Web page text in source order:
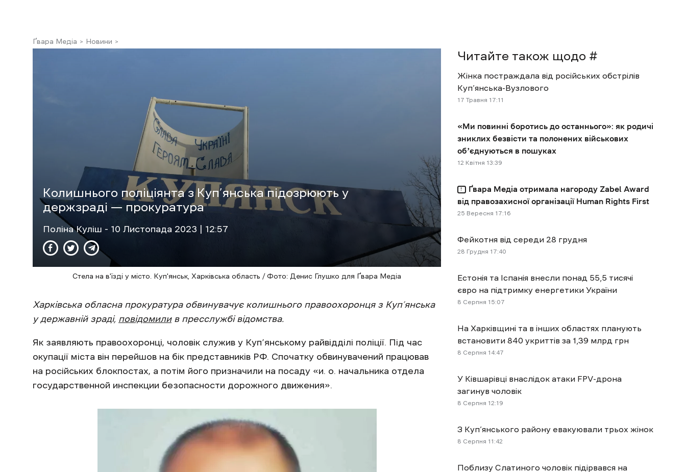
Ґвара Медіа Новини
Колишнього поліціянта з Куп’янська підозрюють у
держзраді — прокуратура
Поліна Куліш - 10 Листопада 2023 | 12:57
Стела на в'їзді у місто. Куп'янськ, Харківська область / Фото: Денис Глушко для Ґвара Медіа
Харківська обласна прокуратура обвинувачує колишнього правоохоронця з Куп’янська
у державній зраді, повідомилив пресслужбі відомства.
Як заявляють правоохоронці, чоловік служив у Куп’янському райвідділі поліції. Під час
окупації міста він перейшов на бік представників РФ. Спочатку обвинувачений працював
на російських блокпостах, а потім його призначили на посаду «и. о. начальника отдела
государственной инспекции безопасности дорожного движения».
Читайте також щодо #
Жінка постраждала від російських обстрілів
Куп’янська-Вузлового
17 Травня 17:11
«Ми повинні боротись до останнього»: як родичі
зниклих безвісти та полонених військових
обʼєднуються в пошуках
12 Квітня 13:39
Ґвара Медіа отримала нагороду Zabel Award
від правозахисної організації Human Rights First
25 Вересня 17:16
Фейкотня від середи 28 грудня
28 Грудня 17:40
Естонія та Іспанія внесли понад 55,5 тисячі
євро на підтримку енергетики України
8 Cерпня 15:07
На Харківщині та в інших областях планують
встановити 840 укриттів за 1,39 млрд грн
8 Cерпня 14:47
У Ківшарівці внаслідок атаки FPV-дрона
загинув чоловік
8 Cерпня 12:19
З Куп’янського району евакуювали трьох жінок
8 Cерпня 11:42
Поблизу Слатиного чоловік підірвався на